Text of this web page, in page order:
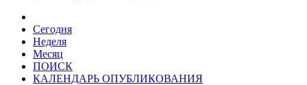
Сегодня
Неделя
Месяц
ПОИСК
КАЛЕНДАРЬ ОПУБЛИКОВАНИЯ